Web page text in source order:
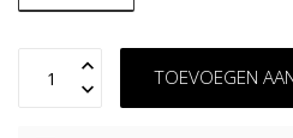
TOEVOEGEN